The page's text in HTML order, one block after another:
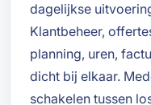
dagelijkse
Klantbeheer,
planning, uren,
dicht bij elkaar.
schakelen tussen